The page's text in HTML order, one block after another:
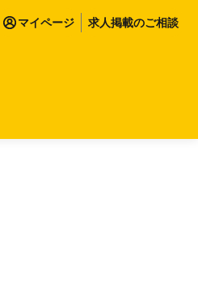
マイページ 求人掲載のご相談